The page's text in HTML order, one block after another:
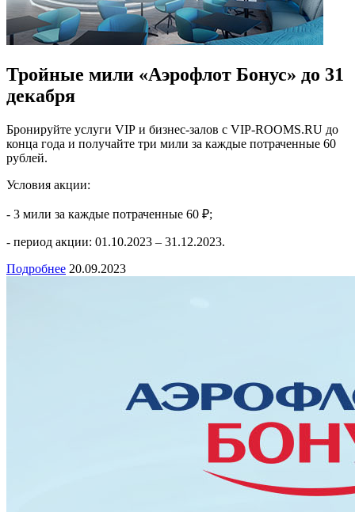
Тройные мили «Аэрофлот Бонус» до 31
декабря
Бронируйте услуги VIP и бизнес-залов с VIP-ROOMS.RU до
конца года и получайте три мили за каждые потраченные 60
рублей.
Условия акции:
- 3 мили за каждые потраченные 60 ₽;
- период акции: 01.10.2023 – 31.12.2023.
Подробнее 20.09.2023